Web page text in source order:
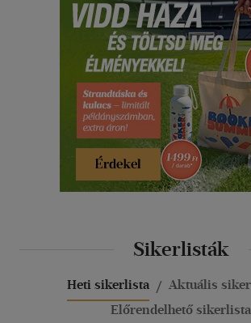
Sikerlisták
Heti sikerlista
Aktuális
Előrendelhető sikerlista